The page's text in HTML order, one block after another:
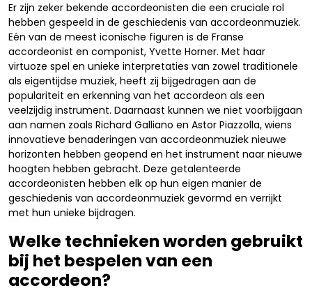
Er zijn zeker bekende accordeonisten die een cruciale rol
hebben gespeeld in de geschiedenis van accordeonmuziek.
Eén van de meest iconische figuren is de Franse
accordeonist en componist, Yvette Horner. Met haar
virtuoze spel en unieke interpretaties van zowel traditionele
als eigentijdse muziek, heeft zij bijgedragen aan de
populariteit en erkenning van het accordeon als een
veelzijdig instrument. Daarnaast kunnen we niet voorbijgaan
aan namen zoals Richard Galliano en Astor Piazzolla, wiens
innovatieve benaderingen van accordeonmuziek nieuwe
horizonten hebben geopend en het instrument naar nieuwe
hoogten hebben gebracht. Deze getalenteerde
accordeonisten hebben elk op hun eigen manier de
geschiedenis van accordeonmuziek gevormd en verrijkt
met hun unieke bijdragen.
Welke technieken worden gebruikt
bij het bespelen van een
accordeon?